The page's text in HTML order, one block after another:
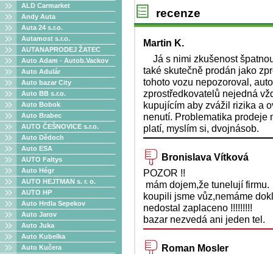
ALD Carmarket
Andy Auta
Auta 24 s.r.o.
Autamost s.r.o.
AUTANAPRODEJ ŽATEC
Auto Adam - Autob.Vackov
Auto Adulár
Auto bazar City
Auto BB s.r.o.
Auto Bobok
Auto Brabec
AUTO ČEŠNOVICE s.r.o.
Auto Dědoch
Auto ESA
AUTO Faltys
Auto Hégr
AUTO HEJTMAN s. r. o.
AUTO HP
Auto Hrdla Sepekov
Auto Jarov
Auto Juka
Auto Kubelka
Auto Kučera
recenze
Martin K.
Já s nimi zkušenost
také skutečně prodán jako
tohoto vozu nepozoroval,
zprostředkovatelů nejedná
kupujícím aby zvážil rizika a
nenutí. Problematika prodeje
platí, myslím si, dvojnásob.
Bronislava Vítková
POZOR !!
mám dojem,že tunelují firmu.
koupili jsme vůz,nemáme
nedostal zaplaceno !!!!!!!!!
bazar nezvedá ani jeden tel.
Roman Mosler